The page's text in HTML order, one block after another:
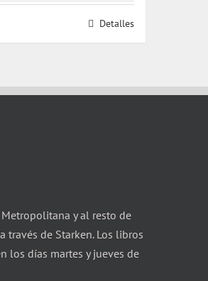
Detalles
y al resto de
través de Starken. Los libros
los días martes y jueves de